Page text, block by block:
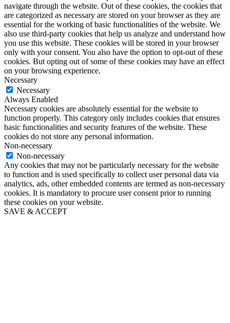
navigate through the website. Out of these cookies, the cookies that
are categorized as necessary are stored on your browser as they are
essential for the working of basic functionalities of the website. We
also use third-party cookies that help us analyze and understand how
you use this website. These cookies will be stored in your browser
only with your consent. You also have the option to opt-out of these
cookies. But opting out of some of these cookies may have an effect
on your browsing experience.
Necessary
Necessary
Always Enabled
Necessary cookies are absolutely essential for the website to
function properly. This category only includes cookies that ensures
basic functionalities and security features of the website. These
cookies do not store any personal information.
Non-necessary
Non-necessary
Any cookies that may not be particularly necessary for the website
to function and is used specifically to collect user personal data via
analytics, ads, other embedded contents are termed as non-necessary
cookies. It is mandatory to procure user consent prior to running
these cookies on your website.
SAVE & ACCEPT